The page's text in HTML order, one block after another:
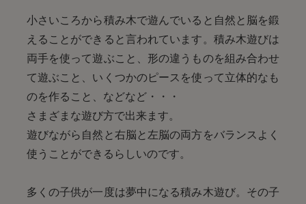
小さいころから積み木で遊んでいると自然と脳を鍛
えることができると言われています。積み木遊びは
両手を使って遊ぶこと、形の違うものを組み合わせ
て遊ぶこと、いくつかのピースを使って立体的なも
のを作ること、などなど・・・
さまざまな遊び方で出来ます。
遊びながら自然と右脳と左脳の両方をバランスよく
使うことができるらしいのです。
多くの子供が一度は夢中になる積み木遊び。その子